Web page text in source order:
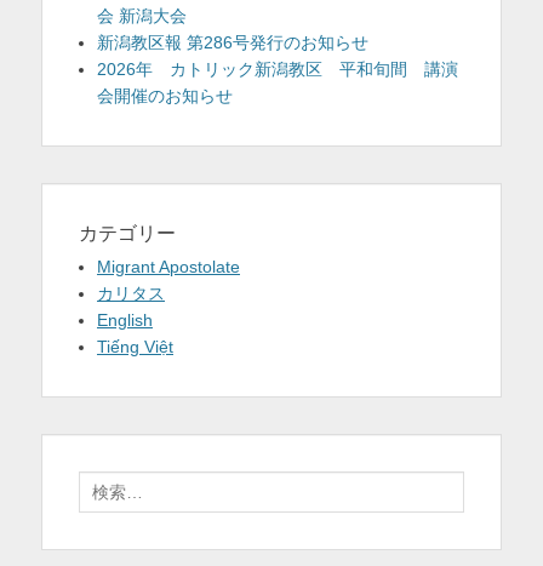
会 新潟大会
新潟教区報 第286号発行のお知らせ
2026年 カトリック新潟教区 平和旬間 講演
会開催のお知らせ
カテゴリー
Migrant Apostolate
カリタス
English
Tiếng Việt
索: